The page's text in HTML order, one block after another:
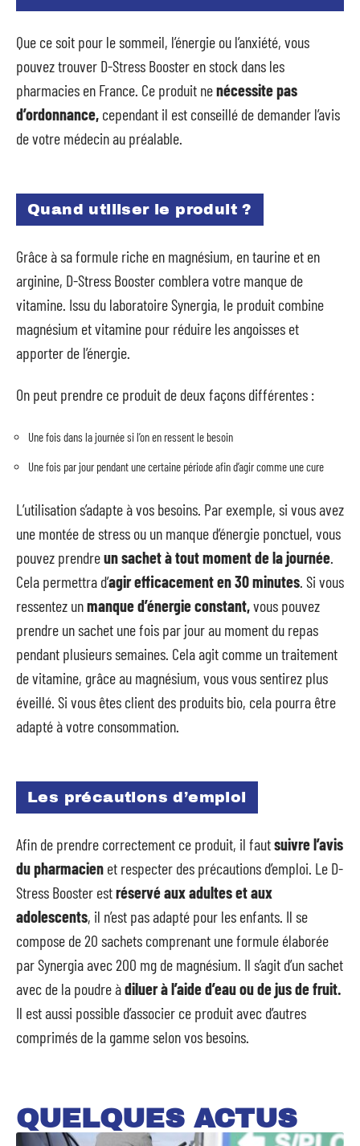
Que ce soit pour le sommeil, l’énergie ou l’anxiété, vous
pouvez trouver D-Stress Booster en stock dans les
pharmacies en France. Ce produit nenécessite pas
d’ordonnance, cependant il est conseillé de demander l’avis
de votre médecin au préalable.
Quand utiliser le produit ?
Grâce à sa formule riche en magnésium, en taurine et en
arginine, D-Stress Booster comblera votre manque de
vitamine. Issu du laboratoire Synergia, le produit combine
magnésium et vitamine pour réduire les angoisses et
apporter de l’énergie.
On peut prendre ce produit de deux façons différentes :
Une fois dans la journée si l’on en ressent le besoin
Une fois par jour pendant une certaine période afin d’agir comme une cure
L’utilisation s’adapte à vos besoins. Par exemple, si vous avez
une montée de stress ou un manque d’énergie ponctuel, vous
pouvez prendreun sachet à tout moment de la journée
Cela permettra d’agir efficacement en 30 minutes . Si vous
ressentez unmanque d’énergie constant,vous pouvez
prendre un sachet une fois par jour au moment du repas
pendant plusieurs semaines. Cela agit comme un traitement
de vitamine, grâce au magnésium, vous vous sentirez plus
éveillé. Si vous êtes client des produits bio, cela pourra être
adapté à votre consommation.
Les précautions d’emploi
Afin de prendre correctement ce produit, il fautsuivre l’avis
du pharmacien et respecter des précautions d’emploi. Le D-
Stress Booster estréservé aux adultes et aux
adolescents, il n’est pas adapté pour les enfants. Il se
compose de 20 sachets comprenant une formule élaborée
par Synergia avec 200 mg de magnésium. Il s’agit d’un sachet
avec de la poudre àdiluer à l’aide d’eau ou de jus de fruit.
Il est aussi possible d’associer ce produit avec d’autres
comprimés de la gamme selon vos besoins.
QUELQUES ACTUS